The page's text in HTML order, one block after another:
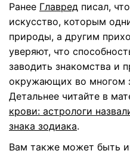
Ранее Главред писал,
искусство, которым
природы, а другим
уверяют, что
заводить знакомства и
окружающих во многом
Детальнее читайте в
крови: астрологи
знака зодиака.
Вам также может быть